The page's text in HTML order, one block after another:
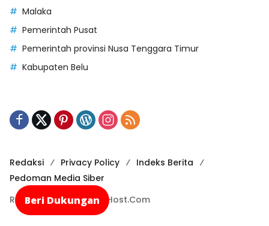
Malaka
Pemerintah Pusat
Pemerintah provinsi Nusa Tenggara Timur
Kabupaten Belu
Redaksi Privacy Policy
Indeks Berita
Pedoman Media Siber
Recode By NusaCloudHost.Com
Beri Dukungan